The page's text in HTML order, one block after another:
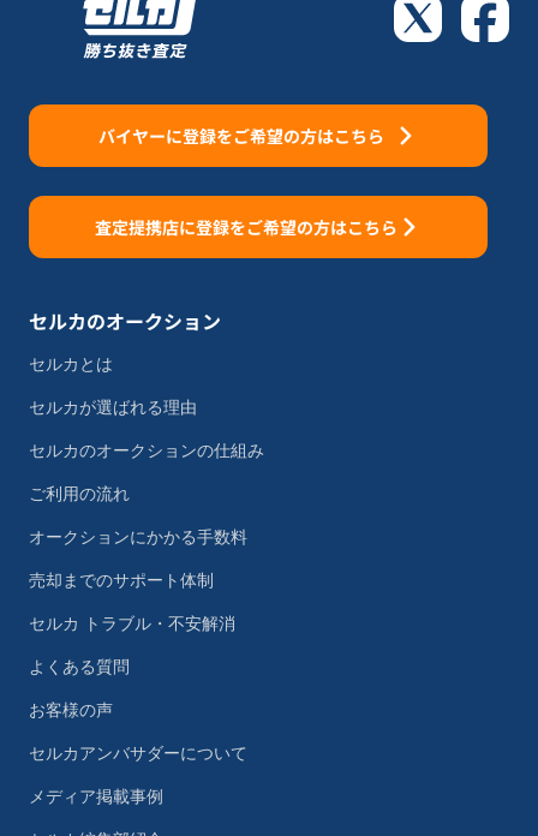
バイヤーに登録をご希望の方はこちら
査定提携店に登録をご希望の方はこちら
セルカのオークション
セルカとは
セルカが選ばれる理由
セルカのオークションの仕組み
ご利用の流れ
オークションにかかる手数料
売却までのサポート体制
セルカ トラブル・不安解消
よくある質問
お客様の声
セルカアンバサダーについて
メディア掲載事例